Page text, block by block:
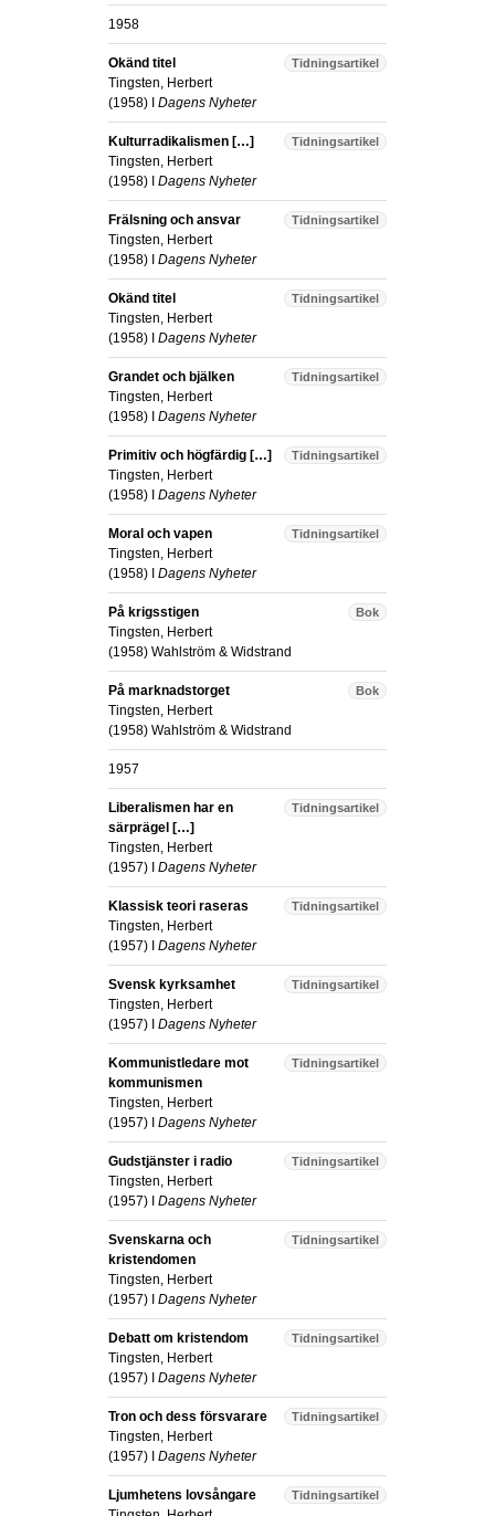
1958
Tidningsartikel
Okänd titel
Tingsten, Herbert
(1958) I Dagens Nyheter
Tidningsartikel
Kulturradikalismen […]
Tingsten, Herbert
(1958) I Dagens Nyheter
Tidningsartikel
Frälsning och ansvar
Tingsten, Herbert
(1958) I Dagens Nyheter
Tidningsartikel
Okänd titel
Tingsten, Herbert
(1958) I Dagens Nyheter
Tidningsartikel
Grandet och bjälken
Tingsten, Herbert
(1958) I Dagens Nyheter
Tidningsartikel
Primitiv och högfärdig […]
Tingsten, Herbert
(1958) I Dagens Nyheter
Tidningsartikel
Moral och vapen
Tingsten, Herbert
(1958) I Dagens Nyheter
Bok
På krigsstigen
Tingsten, Herbert
(1958) Wahlström & Widstrand
Bok
På marknadstorget
Tingsten, Herbert
(1958) Wahlström & Widstrand
1957
Tidningsartikel
Liberalismen har en
särprägel […]
Tingsten, Herbert
(1957) I Dagens Nyheter
Tidningsartikel
Klassisk teori raseras
Tingsten, Herbert
(1957) I Dagens Nyheter
Tidningsartikel
Svensk kyrksamhet
Tingsten, Herbert
(1957) I Dagens Nyheter
Tidningsartikel
Kommunistledare mot
kommunismen
Tingsten, Herbert
(1957) I Dagens Nyheter
Tidningsartikel
Gudstjänster i radio
Tingsten, Herbert
(1957) I Dagens Nyheter
Tidningsartikel
Svenskarna och
kristendomen
Tingsten, Herbert
(1957) I Dagens Nyheter
Tidningsartikel
Debatt om kristendom
Tingsten, Herbert
(1957) I Dagens Nyheter
Tidningsartikel
Tron och dess försvarare
Tingsten, Herbert
(1957) I Dagens Nyheter
Tidningsartikel
Ljumhetens lovsångare